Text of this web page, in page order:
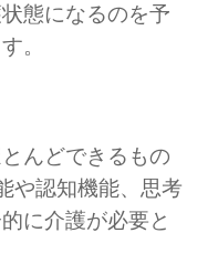
態になるのを予
。
んどできるもの
や認知機能、思考
に介護が必要と